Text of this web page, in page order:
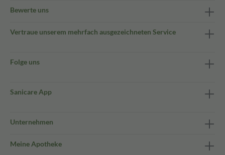
Bewerte uns
Vertraue unserem mehrfach ausgezeichneten Service
Folge uns
Sanicare App
Unternehmen
Meine Apotheke